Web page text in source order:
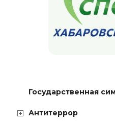
Государственная
Антитеррор